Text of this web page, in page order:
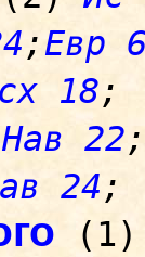
;Евр
18;
Нав 22;
24;